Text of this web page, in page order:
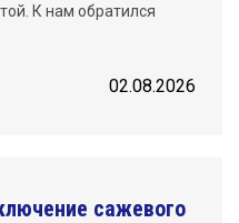
К нам обратился
02.08.2026
сажевого